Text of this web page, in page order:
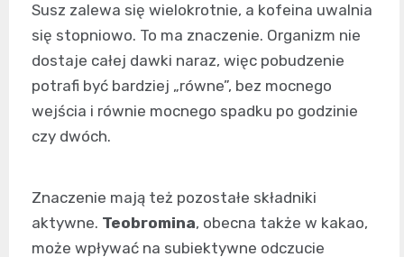
Susz zalewa się wielokrotnie, a kofeina uwalnia
się stopniowo. To ma znaczenie. Organizm nie
dostaje całej dawki naraz, więc pobudzenie
potrafi być bardziej „równe”, bez mocnego
wejścia i równie mocnego spadku po godzinie
czy dwóch.
Znaczenie mają też pozostałe składniki
aktywne. Teobromina, obecna także w kakao,
może wpływać na subiektywne odczucie